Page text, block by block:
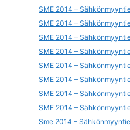
SME 2014 –
SME 2014 –
SME 2014 –
SME 2014 –
SME 2014 –
SME 2014 –
SME 2014 –
SME 2014 –
Sme 2014 –